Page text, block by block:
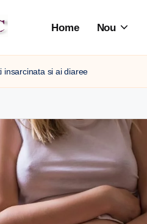
Home Nou
insarcinata si ai diaree